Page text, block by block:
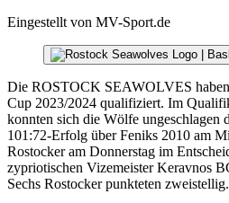
Eingestellt von MV-Sport.de
Die ROSTOCK SEAWOLVES
Cup 2023/2024 qualifiziert. Im
konnten sich die Wölfe ungeschlagen
101:72-Erfolg über Feniks 2010 am
Rostocker am Donnerstag im
zypriotischen Vizemeister Keravnos
Sechs Rostocker punkteten zweistellig.